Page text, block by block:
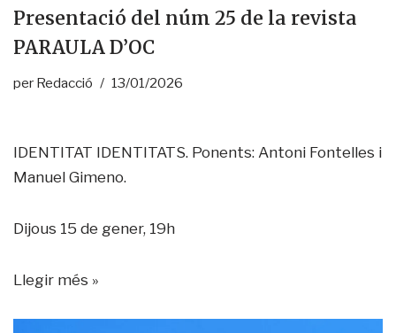
Presentació del núm 25 de la revista
PARAULA D’OC
per Redacció 13/01/2026
IDENTITAT IDENTITATS. Ponents: Antoni Fontelles i
Manuel Gimeno.
Dijous 15 de gener, 19h
Llegir més »